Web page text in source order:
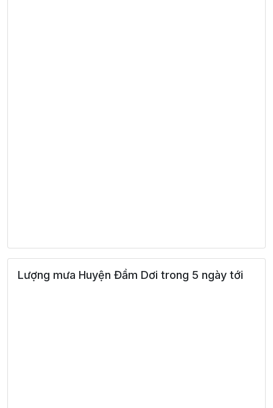
Lượng mưa Huyện Đầm Dơi trong 5 ngày tới